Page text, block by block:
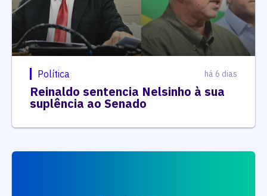
Política há 6 dias
Reinaldo sentencia Nelsinho à sua
suplência ao Senado